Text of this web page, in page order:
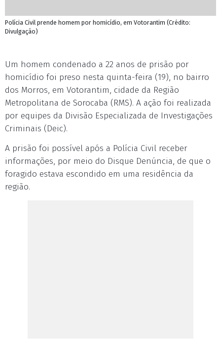
Polícia Civil prende homem por homicídio, em Votorantim (Crédito:
Divulgação)
Um homem condenado a 22 anos de prisão por
homicídio foi preso nesta quinta-feira (19), no bairro
dos Morros, em Votorantim, cidade da Região
Metropolitana de Sorocaba (RMS). A ação foi realizada
por equipes da Divisão Especializada de Investigações
Criminais (Deic).
A prisão foi possível após a Polícia Civil receber
informações, por meio do Disque Denúncia, de que o
foragido estava escondido em uma residência da
região.